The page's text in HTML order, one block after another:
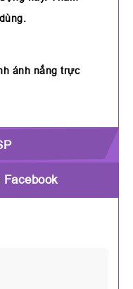
ánh nắng trực
Facebook